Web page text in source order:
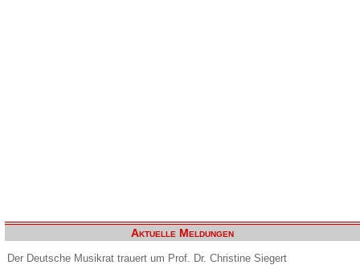
Aktuelle Meldungen
Der Deutsche Musikrat trauert um Prof. Dr. Christine Siegert